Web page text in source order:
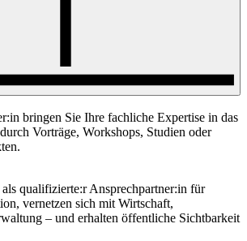
bringen Sie Ihre fachliche Expertise in das
Vorträge, Workshops, Studien oder
qualifizierte:r Ansprechpartner:in für
vernetzen sich mit Wirtschaft,
– und erhalten öffentliche Sichtbarkeit